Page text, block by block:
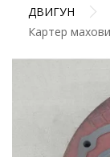
ДВИГУН
Картер